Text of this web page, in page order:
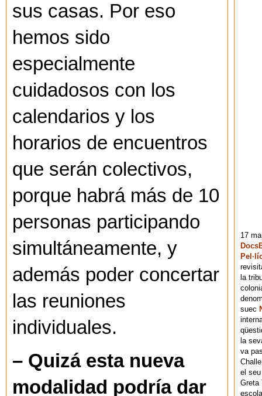
sus casas. Por eso
hemos sido
especialmente
cuidadosos con los
calendarios y los
horarios de encuentros
que serán colectivos,
porque habrá más de 10
personas participando
simultáneamente, y
además poder concertar
las reuniones
individuales.
– Quizá esta nueva
modalidad podría dar
17
la
suec
la
va
el
Greta